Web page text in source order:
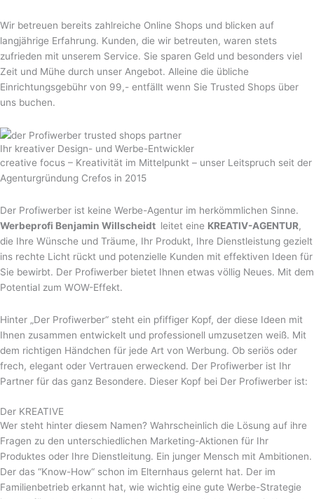
Wir betreuen bereits zahlreiche Online Shops und blicken auf
langjährige Erfahrung. Kunden, die wir betreuten, waren stets
zufrieden mit unserem Service. Sie sparen Geld und besonders viel
Zeit und Mühe durch unser Angebot. Alleine die übliche
Einrichtungsgebühr von 99,- entfällt wenn Sie Trusted Shops über
uns buchen.
Ihr kreativer Design- und Werbe-Entwickler
creative focus – Kreativität im Mittelpunkt – unser Leitspruch seit der
Agenturgründung Crefos in 2015
Der Profiwerber ist keine Werbe-Agentur im herkömmlichen Sinne.
Werbeprofi Benjamin Willscheidt leitet eine KREATIV-AGENTUR,
die Ihre Wünsche und Träume, Ihr Produkt, Ihre Dienstleistung gezielt
ins rechte Licht rückt und potenzielle Kunden mit effektiven Ideen für
Sie bewirbt. Der Profiwerber bietet Ihnen etwas völlig Neues. Mit dem
Potential zum WOW-Effekt.
Hinter „Der Profiwerber“ steht ein pfiffiger Kopf, der diese Ideen mit
Ihnen zusammen entwickelt und professionell umzusetzen weiß. Mit
dem richtigen Händchen für jede Art von Werbung. Ob seriös oder
frech, elegant oder Vertrauen erweckend. Der Profiwerber ist Ihr
Partner für das ganz Besondere. Dieser Kopf bei Der Profiwerber ist:
Der KREATIVE
Wer steht hinter diesem Namen? Wahrscheinlich die Lösung auf ihre
Fragen zu den unterschiedlichen Marketing-Aktionen für Ihr
Produktes oder Ihre Dienstleitung. Ein junger Mensch mit Ambitionen.
Der das “Know-How“ schon im Elternhaus gelernt hat. Der im
Familienbetrieb erkannt hat, wie wichtig eine gute Werbe-Strategie